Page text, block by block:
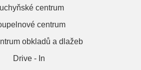
centrum
centrum
obkladů a dlažeb
Drive - In